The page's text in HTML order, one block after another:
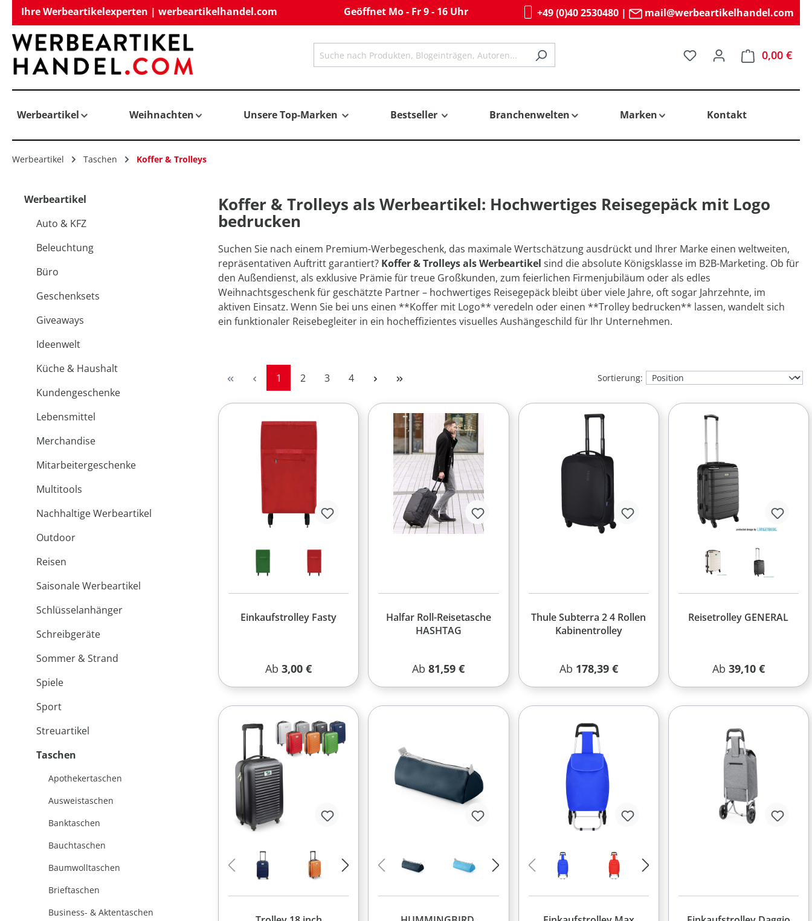
Zur Hauptnavigation springen
Ihre Werbeartikelexperten | werbeartikelhandel.com Geöffnet Mo - Fr 9 - 16 Uhr +49 (0)40 2530480| mail@werbeartikelhandel.com
Du hast 0 Produkte auf
0,00 €
Werbeartikel Weihnachten Unsere Top-Marken Bestseller Branchenwelten Marken Kontakt
Werbeartikel Taschen Koffer & Trolleys
Koffer & Trolleys als Werbeartikel: Hochwertiges Reisegepäck mit Logo
bedrucken
Suchen Sie nach einem Premium-Werbegeschenk, das maximale Wertschätzung ausdrückt und Ihrer Marke einen weltweiten,
repräsentativen Auftritt garantiert? Koffer & Trolleys als Werbeartikel sind die absolute Königsklasse im B2B-Marketing. Ob für
den Außendienst, als exklusive Prämie für treue Großkunden, zum feierlichen Firmenjubiläum oder als edles
Weihnachtsgeschenk für geschätzte Partner – hochwertiges Reisegepäck bleibt über viele Jahre, oft sogar Jahrzehnte, im
aktiven Einsatz. Wenn Sie bei uns einen **Koffer mit Logo** veredeln oder einen **Trolley bedrucken** lassen, wandelt sich
ein funktionaler Reisebegleiter in ein hocheffizientes visuelles Aushängeschild für Ihr Unternehmen.
Seite
1 Seite
2 Seite
3 Seite
4 Sortierung:
Einkaufstrolley Fasty
Regulärer Preis:
Ab3,00 €
Halfar Roll-Reisetasche
HASHTAG
Regulärer Preis:
Ab81,59 €
Thule Subterra 2 4 Rollen
Kabinentrolley
Regulärer Preis:
Ab 178,39 €
Reisetrolley GENERAL
Regulärer Preis:
Ab 39,10 €
Werbeartikel
Auto & KFZ
Beleuchtung
Büro
Geschenksets
Giveaways
Ideenwelt
Küche & Haushalt
Kundengeschenke
Lebensmittel
Merchandise
Mitarbeitergeschenke
Multitools
Nachhaltige Werbeartikel
Outdoor
Reisen
Saisonale Werbeartikel
Schlüsselanhänger
Schreibgeräte
Sommer & Strand
Spiele
Sport
Streuartikel
Taschen
Apothekertaschen
Ausweistaschen
Banktaschen
Bauchtaschen
Baumwolltaschen
Brieftaschen
Business- & Aktentaschen